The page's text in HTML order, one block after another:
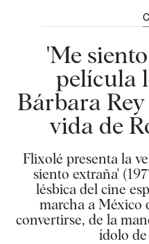
'Me
película
Bárbara
vida de
Flixolé presenta la
siento extraña'
lésbica del cine
marcha a México
convertirse, de la
ídolo